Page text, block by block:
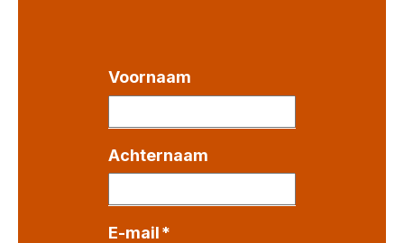
Voornaam
Achternaam
E-mail*